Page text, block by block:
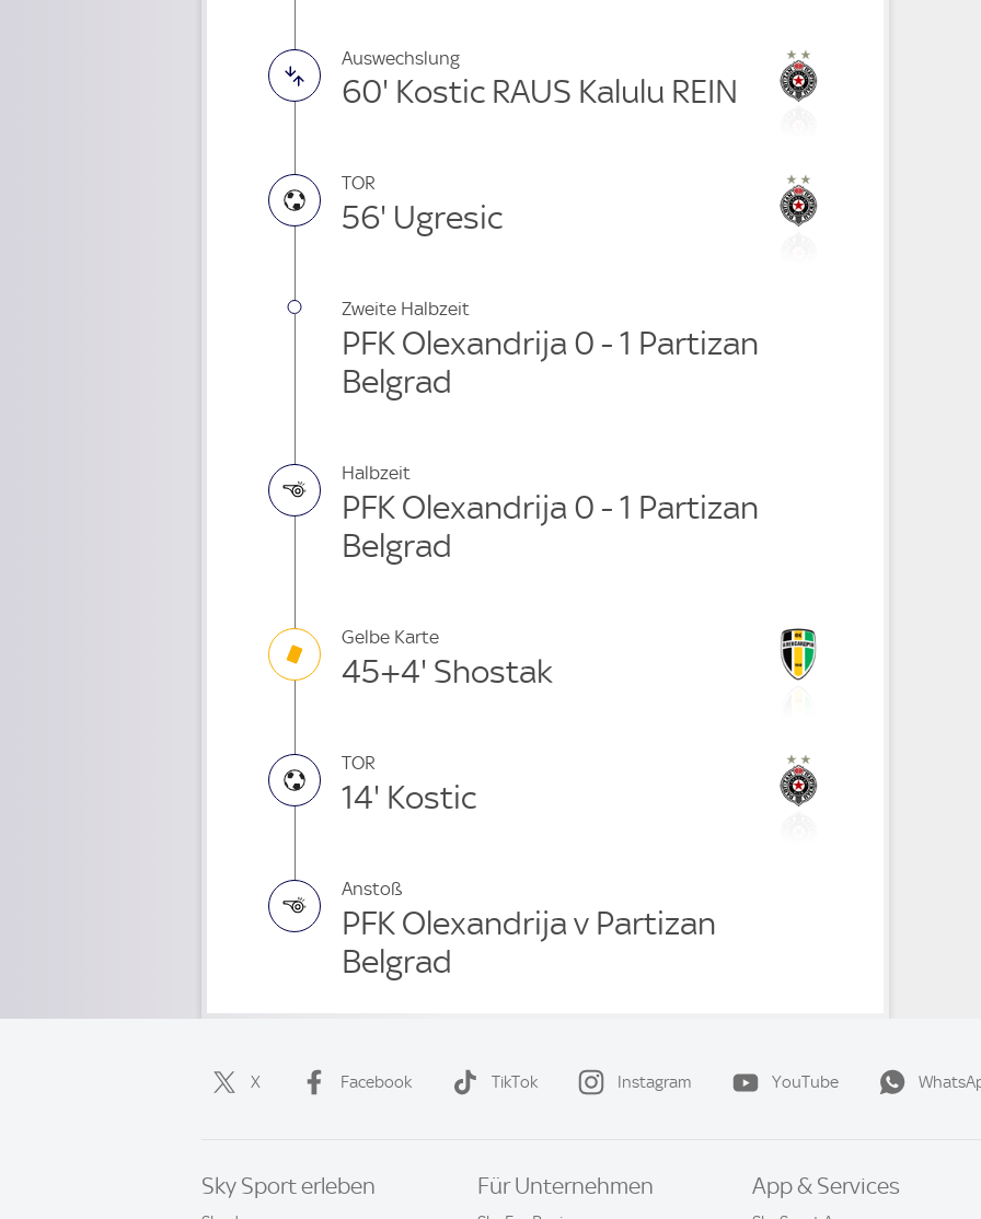
Auswechslung
60' Kostic RAUS Kalulu REIN
TOR
56' Ugresic
Zweite Halbzeit
PFK Olexandrija 0 - 1 Partizan
Belgrad
Halbzeit
PFK Olexandrija 0 - 1 Partizan
Belgrad
Gelbe Karte
45+4' Shostak
TOR
14' Kostic
Anstoß
PFK Olexandrija v Partizan
Belgrad
X Facebook TikTok Instagram YouTube
Sky Sport erleben Für Unternehmen App & Services